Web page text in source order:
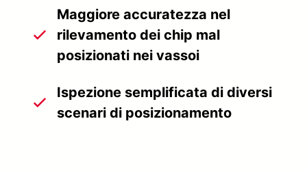
Maggiore accuratezza nel
rilevamento dei chip mal
posizionati nei vassoi
Ispezione semplificata di diversi
scenari di posizionamento